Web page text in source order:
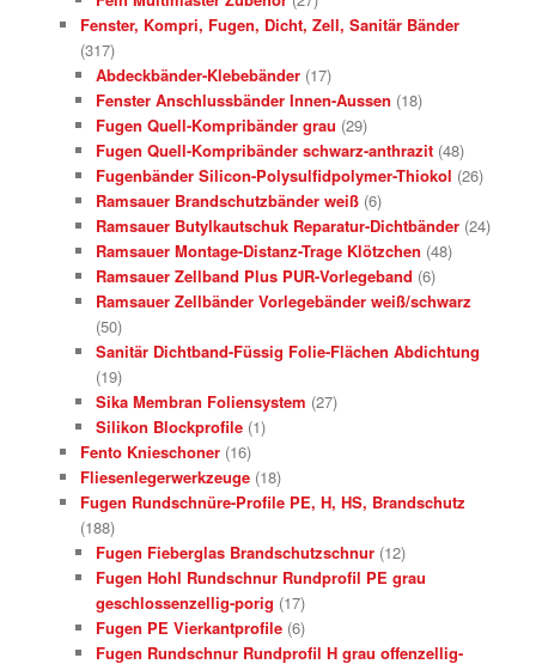
Fenster, Kompri, Fugen, Dicht, Zell, Sanitär Bänder
(317)
Abdeckbänder-Klebebänder (17)
Fenster Anschlussbänder Innen-Aussen (18)
Fugen Quell-Kompribänder grau (29)
Fugen Quell-Kompribänder schwarz-anthrazit (48)
Fugenbänder Silicon-Polysulfidpolymer-Thiokol (26)
Ramsauer Brandschutzbänder weiß (6)
Ramsauer Butylkautschuk Reparatur-Dichtbänder (24)
Ramsauer Montage-Distanz-Trage Klötzchen (48)
Ramsauer Zellband Plus PUR-Vorlegeband (6)
Ramsauer Zellbänder Vorlegebänder weiß/schwarz
(50)
Sanitär Dichtband-Füssig Folie-Flächen Abdichtung
(19)
Sika Membran Foliensystem (27)
Silikon Blockprofile (1)
Fento Knieschoner (16)
Fliesenlegerwerkzeuge (18)
Fugen Rundschnüre-Profile PE, H, HS, Brandschutz
(188)
Fugen Fieberglas Brandschutzschnur (12)
Fugen Hohl Rundschnur Rundprofil PE grau
geschlossenzellig-porig (17)
Fugen PE Vierkantprofile (6)
Fugen Rundschnur Rundprofil H grau offenzellig-